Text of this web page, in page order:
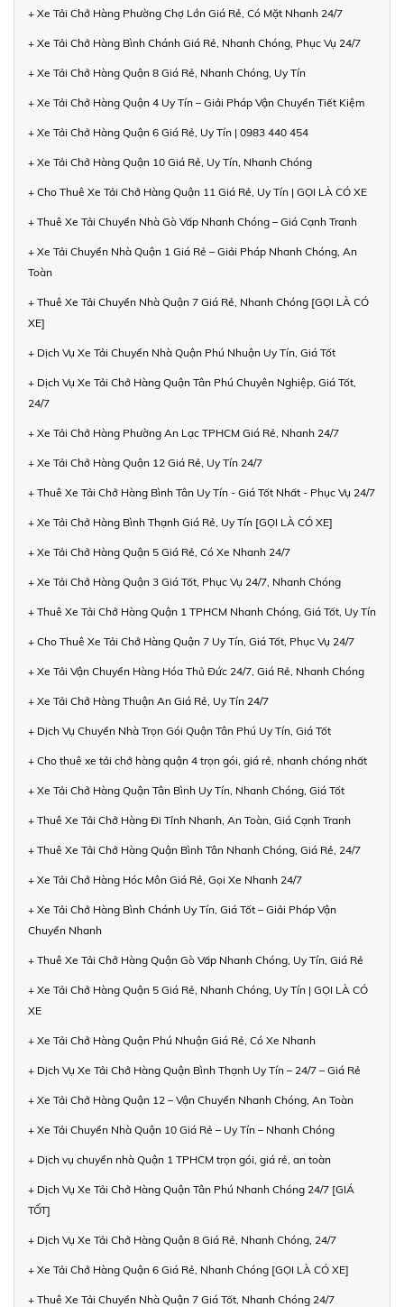
+ Xe Tải Chở Hàng Phường Chợ Lớn Giá Rẻ, Có Mặt Nhanh 24/7
+ Xe Tải Chở Hàng Bình Chánh Giá Rẻ, Nhanh Chóng, Phục Vụ 24/7
+ Xe Tải Chở Hàng Quận 8 Giá Rẻ, Nhanh Chóng, Uy Tín
+ Xe Tải Chở Hàng Quận 4 Uy Tín – Giải Pháp Vận Chuyển Tiết Kiệm
+ Xe Tải Chở Hàng Quận 6 Giá Rẻ, Uy Tín | 0983 440 454
+ Xe Tải Chở Hàng Quận 10 Giá Rẻ, Uy Tín, Nhanh Chóng
+ Cho Thuê Xe Tải Chở Hàng Quận 11 Giá Rẻ, Uy Tín | GỌI LÀ CÓ XE
+ Thuê Xe Tải Chuyển Nhà Gò Vấp Nhanh Chóng – Giá Cạnh Tranh
+ Xe Tải Chuyển Nhà Quận 1 Giá Rẻ – Giải Pháp Nhanh Chóng, An
Toàn
+ Thuê Xe Tải Chuyển Nhà Quận 7 Giá Rẻ, Nhanh Chóng [GỌI LÀ CÓ
XE]
+ Dịch Vụ Xe Tải Chuyển Nhà Quận Phú Nhuận Uy Tín, Giá Tốt
+ Dịch Vụ Xe Tải Chở Hàng Quận Tân Phú Chuyên Nghiệp, Giá Tốt,
24/7
+ Xe Tải Chở Hàng Phường An Lạc TPHCM Giá Rẻ, Nhanh 24/7
+ Xe Tải Chở Hàng Quận 12 Giá Rẻ, Uy Tín 24/7
+ Thuê Xe Tải Chở Hàng Bình Tân Uy Tín - Giá Tốt Nhất - Phục Vụ 24/7
+ Xe Tải Chở Hàng Bình Thạnh Giá Rẻ, Uy Tín [GỌI LÀ CÓ XE]
+ Xe Tải Chở Hàng Quận 5 Giá Rẻ, Có Xe Nhanh 24/7
+ Xe Tải Chở Hàng Quận 3 Giá Tốt, Phục Vụ 24/7, Nhanh Chóng
+ Thuê Xe Tải Chở Hàng Quận 1 TPHCM Nhanh Chóng, Giá Tốt, Uy Tín
+ Cho Thuê Xe Tải Chở Hàng Quận 7 Uy Tín, Giá Tốt, Phục Vụ 24/7
+ Xe Tải Vận Chuyển Hàng Hóa Thủ Đức 24/7, Giá Rẻ, Nhanh Chóng
+ Xe Tải Chở Hàng Thuận An Giá Rẻ, Uy Tín 24/7
+ Dịch Vụ Chuyển Nhà Trọn Gói Quận Tân Phú Uy Tín, Giá Tốt
+ Cho thuê xe tải chở hàng quận 4 trọn gói, giá rẻ, nhanh chóng nhất
+ Xe Tải Chở Hàng Quận Tân Bình Uy Tín, Nhanh Chóng, Giá Tốt
+ Thuê Xe Tải Chở Hàng Đi Tỉnh Nhanh, An Toàn, Giá Cạnh Tranh
+ Thuê Xe Tải Chở Hàng Quận Bình Tân Nhanh Chóng, Giá Rẻ, 24/7
+ Xe Tải Chở Hàng Hóc Môn Giá Rẻ, Gọi Xe Nhanh 24/7
+ Xe Tải Chở Hàng Bình Chánh Uy Tín, Giá Tốt – Giải Pháp Vận
Chuyển Nhanh
+ Thuê Xe Tải Chở Hàng Quận Gò Vấp Nhanh Chóng, Uy Tín, Giá Rẻ
+ Xe Tải Chở Hàng Quận 5 Giá Rẻ, Nhanh Chóng, Uy Tín | GỌI LÀ CÓ
XE
+ Xe Tải Chở Hàng Quận Phú Nhuận Giá Rẻ, Có Xe Nhanh
+ Dịch Vụ Xe Tải Chở Hàng Quận Bình Thạnh Uy Tín – 24/7 – Giá Rẻ
+ Xe Tải Chở Hàng Quận 12 – Vận Chuyển Nhanh Chóng, An Toàn
+ Xe Tải Chuyển Nhà Quận 10 Giá Rẻ – Uy Tín – Nhanh Chóng
+ Dịch vụ chuyển nhà Quận 1 TPHCM trọn gói, giá rẻ, an toàn
+ Dịch Vụ Xe Tải Chở Hàng Quận Tân Phú Nhanh Chóng 24/7 [GIÁ
TỐT]
+ Dịch Vụ Xe Tải Chở Hàng Quận 8 Giá Rẻ, Nhanh Chóng, 24/7
+ Xe Tải Chở Hàng Quận 6 Giá Rẻ, Nhanh Chóng [GỌI LÀ CÓ XE]
+ Thuê Xe Tải Chuyển Nhà Quận 7 Giá Tốt, Nhanh Chóng 24/7